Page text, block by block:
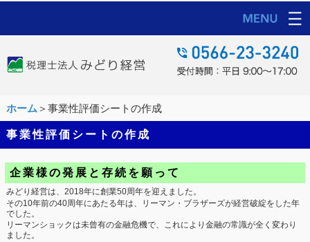
ホーム ＞事業性評価シートの作成
事業性評価シートの作成
企業様の発展と存続を願って
みどり経営は、2018年に創業50周年を迎えました。
その10年前の40周年にあたる年は、リーマン・ブラザーズが経営破綻をした年
でした。
リーマンショックは未曾有の金融危機で、これにより金融の常識が全く変わり
ました。